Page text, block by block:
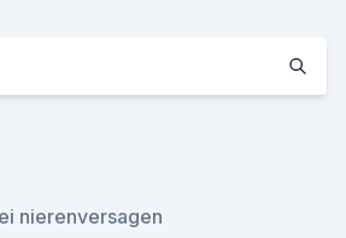
nierenversagen